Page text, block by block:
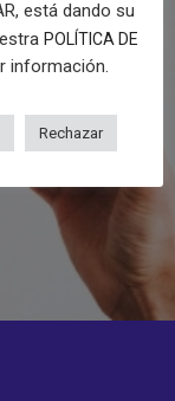
está dando su
POLÍTICA DE
información.
Rechazar